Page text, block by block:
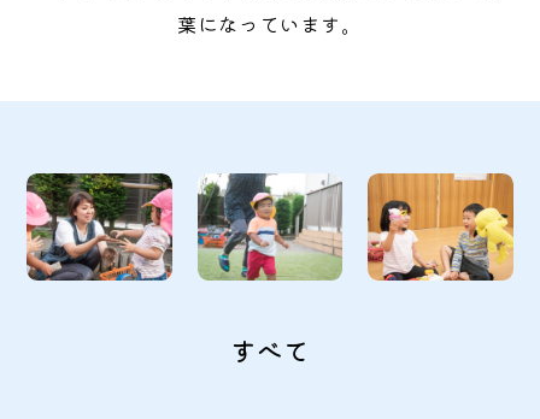
葉になっています。
すべて